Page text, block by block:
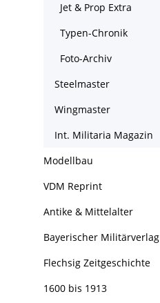
Jet & Prop Extra
Typen-Chronik
Foto-Archiv
Steelmaster
Wingmaster
Int. Militaria Magazin
Modellbau
VDM Reprint
Antike & Mittelalter
Bayerischer Militärverlag
Flechsig Zeitgeschichte
1600 bis 1913